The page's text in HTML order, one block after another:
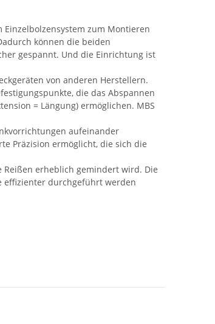
Einzelbolzensystem zum Montieren
können die beiden
gespannt. Und die Einrichtung ist
von anderen Herstellern.
die das Abspannen
= Längung) ermöglichen. MBS
aufeinander
Präzision ermöglicht, die sich die
Reißen erheblich gemindert wird. Die
effizienter durchgeführt werden